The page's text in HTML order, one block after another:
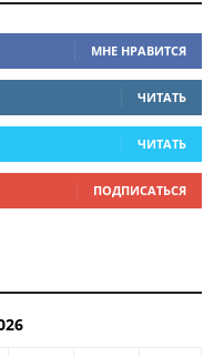
МНЕ НРАВИТСЯ
ЧИТАТЬ
ЧИТАТЬ
ПОДПИСАТЬСЯ